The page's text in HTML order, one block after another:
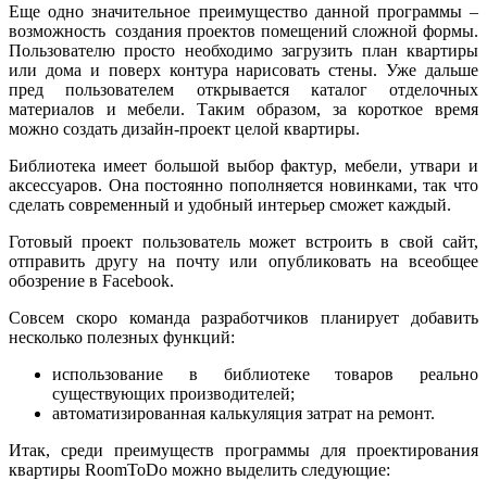
Еще одно значительное преимущество данной программы –
возможность создания проектов помещений сложной формы.
Пользователю просто необходимо загрузить план квартиры
или дома и поверх контура нарисовать стены. Уже дальше
пред пользователем открывается каталог отделочных
материалов и мебели. Таким образом, за короткое время
можно создать дизайн-проект целой квартиры.
Библиотека имеет большой выбор фактур, мебели, утвари и
аксессуаров. Она постоянно пополняется новинками, так что
сделать современный и удобный интерьер сможет каждый.
Готовый проект пользователь может встроить в свой сайт,
отправить другу на почту или опубликовать на всеобщее
обозрение в Facebook.
Совсем скоро команда разработчиков планирует добавить
несколько полезных функций:
использование в библиотеке товаров реально
существующих производителей;
автоматизированная калькуляция затрат на ремонт.
Итак, среди преимуществ программы для проектирования
квартиры RoomToDo можно выделить следующие: